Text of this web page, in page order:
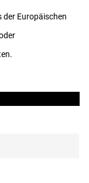
der Europäischen